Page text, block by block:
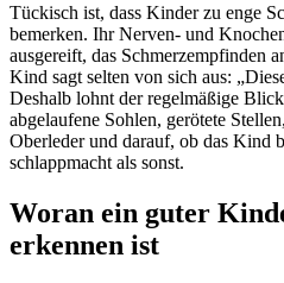
Tückisch ist, dass Kinder zu enge
bemerken. Ihr Nerven- und
ausgereift, das Schmerzempfinden
Kind sagt selten von sich aus:
Deshalb lohnt der regelmäßige
abgelaufene Sohlen, gerötete
Oberleder und darauf, ob das Kind
schlappmacht als sonst.
Woran ein guter
erkennen ist